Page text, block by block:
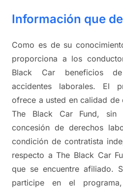
Información que
Como es de su
proporciona a los
Black Car beneficios
accidentes laborales. El
ofrece a usted en calidad
The Black Car Fund,
concesión de derechos
condición de contratista
respecto a The Black Car
que se encuentre afiliado.
participe en el